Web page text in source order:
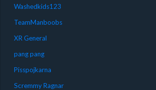
Washedkids123
TeamManboobs
XR General
pang pang
Pisspojkarna
Scremmy Ragnar